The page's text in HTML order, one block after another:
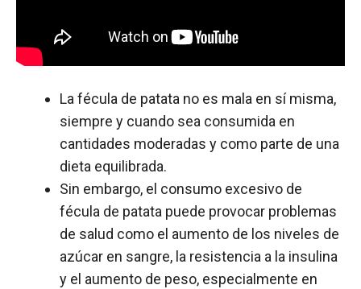
La fécula de patata no es mala en sí misma,
siempre y cuando sea consumida en
cantidades moderadas y como parte de una
dieta equilibrada.
Sin embargo, el consumo excesivo de
fécula de patata puede provocar problemas
de salud como el aumento de los niveles de
azúcar en sangre, la resistencia a la insulina
y el aumento de peso, especialmente en